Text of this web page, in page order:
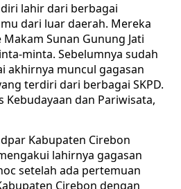
lahir dari berbagai
dari luar daerah. Mereka
Sunan Gunung Jati
minta. Sebelumnya sudah
akhirnya muncul gagasan
terdiri dari berbagai SKPD.
Kebudayaan dan Pariwisata,
Kabupaten Cirebon
lahirnya gagasan
setelah ada pertemuan
Cirebon dengan